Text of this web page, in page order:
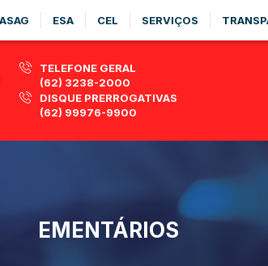
ESA CEL SERVIÇOS
TELEFONE GERAL
(62) 3238-2000
DISQUE PRERROGATIVAS
(62) 99976-9900
EMENTÁRIOS